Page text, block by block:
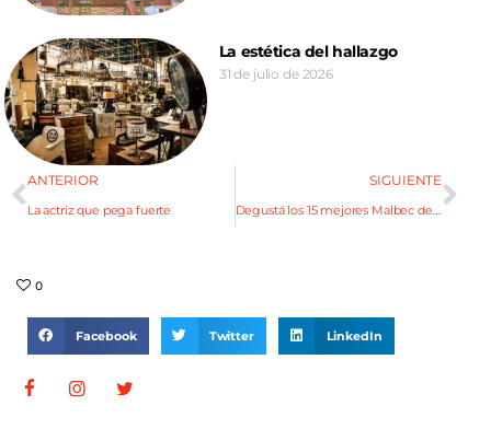
La estética del hallazgo
31 de julio de 2026
ANTERIOR
La actriz que pega fuerte
SIGUIENTE
Degustá los 15 mejores Malbec de Mendoza
0
Facebook Twitter LinkedIn